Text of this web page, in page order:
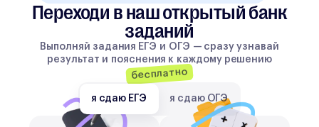
Переходи в наш открытый банк
заданий
Выполняй задания ЕГЭ и ОГЭ — сразу узнавай
результат и пояснения к каждому решению
бесплатно
я сдаю ЕГЭ я сдаю ОГЭ